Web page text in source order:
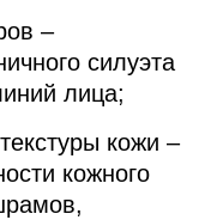
–
силуэта
лица;
кожи –
кожного